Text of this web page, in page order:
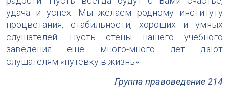
удача и успех. Мы желаем родному институту
процветания, стабильности, хороших и умных
слушателей. Пусть стены нашего учебного
заведения еще много-много лет дают
слушателям «путевку в жизнь».
Группа правоведение 214